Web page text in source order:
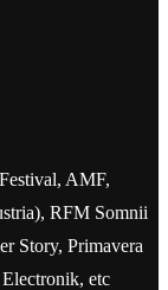
AMF,
RFM Somnii
Story, Primavera
etc